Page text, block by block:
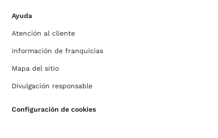
Ayuda
Atención al cliente
Información de franquicias
Mapa del sitio
Divulgación responsable
Configuración de cookies